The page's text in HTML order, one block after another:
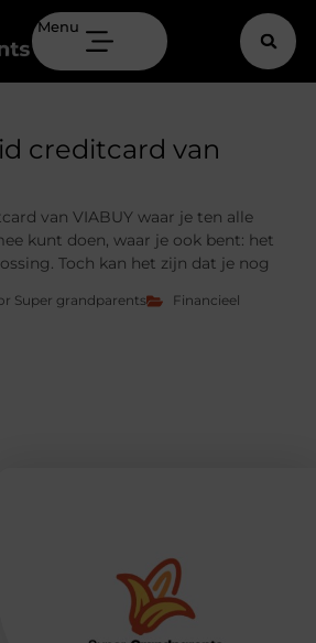
Menu
creditcard van
van VIABUY waar je ten alle
kunt doen, waar je ook bent: het
Toch kan het zijn dat je nog
Super grandparents Financieel